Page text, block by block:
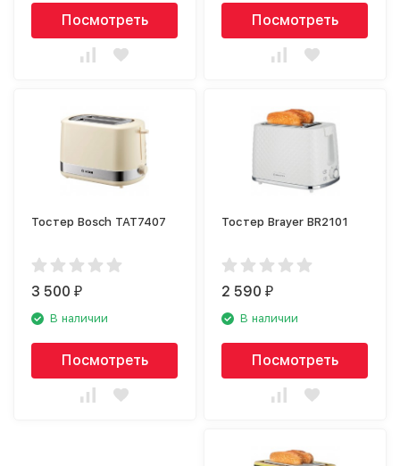
Посмотреть Посмотреть
Тостер Bosch TAT7407
3 500₽
В наличии
Посмотреть
Тостер Brayer BR2101
2 590₽
В наличии
Посмотреть